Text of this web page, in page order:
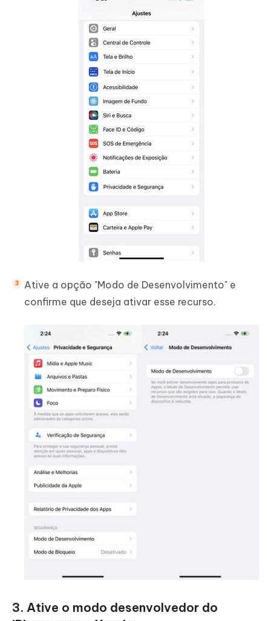
Ative a opção "Modo de Desenvolvimento" e
confirme que deseja ativar esse recurso.
3. Ative o modo desenvolvedor do